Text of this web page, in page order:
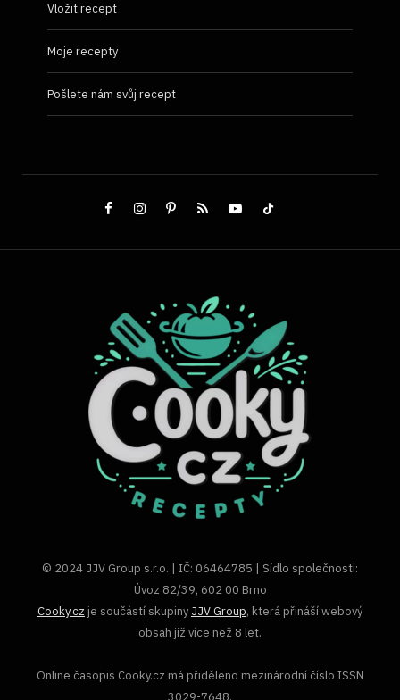
Vložit recept
Moje recepty
Pošlete nám svůj recept
© 2024 JJV Group s.r.o. | IČ: 06464785 | Sídlo společnosti:
Úvoz 82/39, 602 00 Brno
Cooky.cz je součástí skupiny JJV Group, která přináší webový
obsah již více než 8 let.
Online časopis Cooky.cz má přiděleno mezinárodní číslo ISSN